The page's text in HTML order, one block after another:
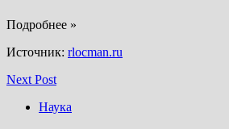
Подробнее »
Источник: rlocman.ru
Next Post
Наука